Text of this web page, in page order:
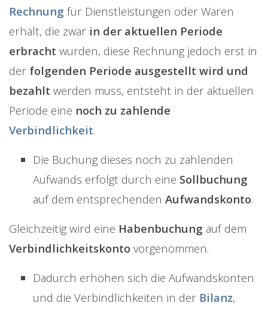
Rechnung für Dienstleistungen oder Waren
erhält, die zwar in der aktuellen Periode
erbracht wurden, diese Rechnung jedoch erst in
der folgenden Periode ausgestellt wird und
bezahlt werden muss, entsteht in der aktuellen
Periode eine noch zu zahlende
Verbindlichkeit.
Die Buchung dieses noch zu zahlenden
Aufwands erfolgt durch eine Sollbuchung
auf dem entsprechenden Aufwandskonto.
Gleichzeitig wird eine Habenbuchung auf dem
Verbindlichkeitskonto vorgenommen.
Dadurch erhöhen sich die Aufwandskonten
und die Verbindlichkeiten in der Bilanz,